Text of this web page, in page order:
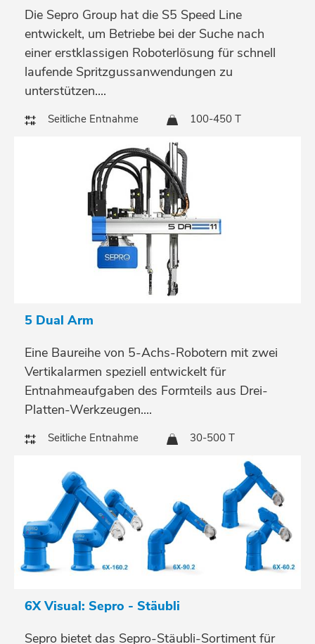
Die Sepro Group hat die S5 Speed Line
entwickelt, um Betriebe bei der Suche nach
einer erstklassigen Roboterlösung für schnell
laufende Spritzgussanwendungen zu
unterstützen....
Seitliche Entnahme 100-450 T
5 Dual Arm
Eine Baureihe von 5-Achs-Robotern mit zwei
Vertikalarmen speziell entwickelt für
Entnahmeaufgaben des Formteils aus Drei-
Platten-Werkzeugen....
Seitliche Entnahme 30-500 T
6X Visual: Sepro - Stäubli
Sepro bietet das Sepro-Stäubli-Sortiment für